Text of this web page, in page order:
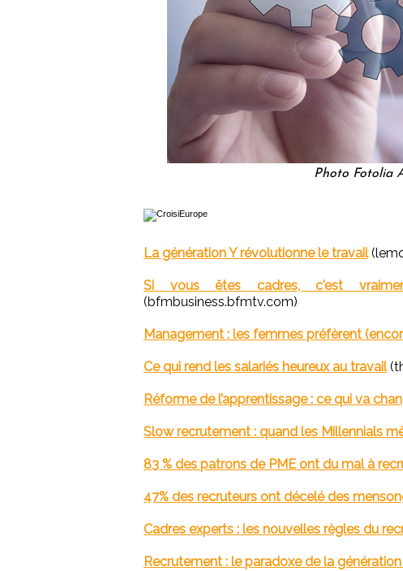
Photo Fotolia
La génération Y révolutionne le travail
Si vous êtes cadres, c'est
(bfmbusiness.bfmtv.com)
Management : les femmes préfèrent
Ce qui rend les salariés heureux au travail
Réforme de l’apprentissage : ce qui va
Slow recrutement : quand les Millennials
83 % des patrons de PME ont du mal à
47% des recruteurs ont décelé des
Cadres experts : les nouvelles règles du
Recrutement : le paradoxe de la